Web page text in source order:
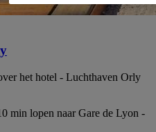
het hotel - Luchthaven Orly
min lopen naar Gare de Lyon -